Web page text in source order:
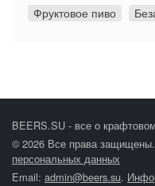
Фруктовое пиво
BEERS.SU - все о
© 2026 Все права защищены.
персональных данных
Email: admin@beers.su.